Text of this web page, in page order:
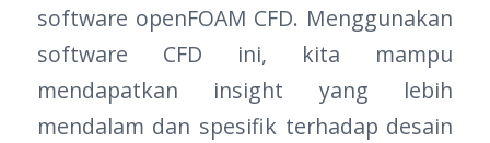
software openFOAM CFD. Menggunakan
software CFD ini, kita mampu
mendapatkan insight yang lebih
mendalam dan spesifik terhadap desain